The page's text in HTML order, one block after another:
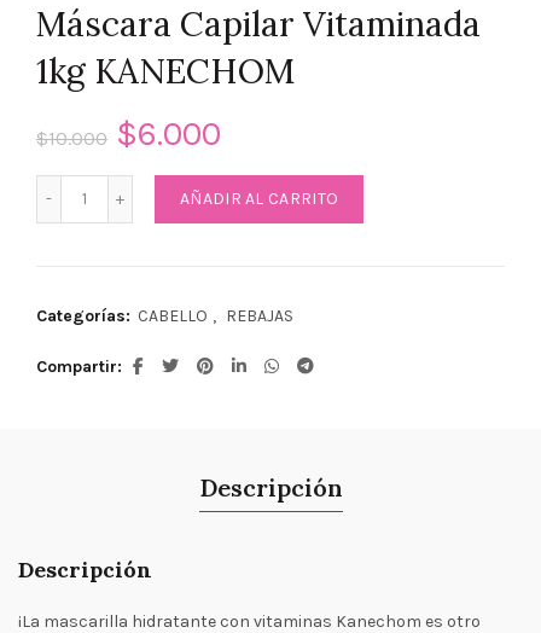
Máscara Capilar Vitaminada
1kg KANECHOM
$10.000 $6.000
Máscara Capilar Vitaminada 1kg KANECHOM cantidad
AÑADIR AL CARRITO
Categorías: CABELLO , REBAJAS
Compartir
Descripción
Descripción
¡La mascarilla hidratante con vitaminas Kanechom es otro